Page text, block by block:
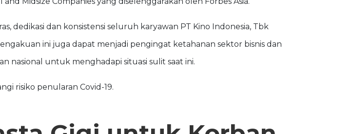
dedikasi dan konsistensi seluruh karyawan PT Kino Indonesia, Tbk
ini juga dapat menjadi pengingat ketahanan sektor bisnis dan
nasional untuk menghadapi situasi sulit saat ini.
risiko penularan Covid-19.